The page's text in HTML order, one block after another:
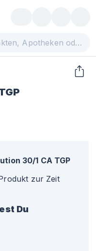
30/1 CA TGP
zur Zeit
Du